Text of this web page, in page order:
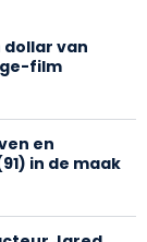
dollar van
film
en
in de maak